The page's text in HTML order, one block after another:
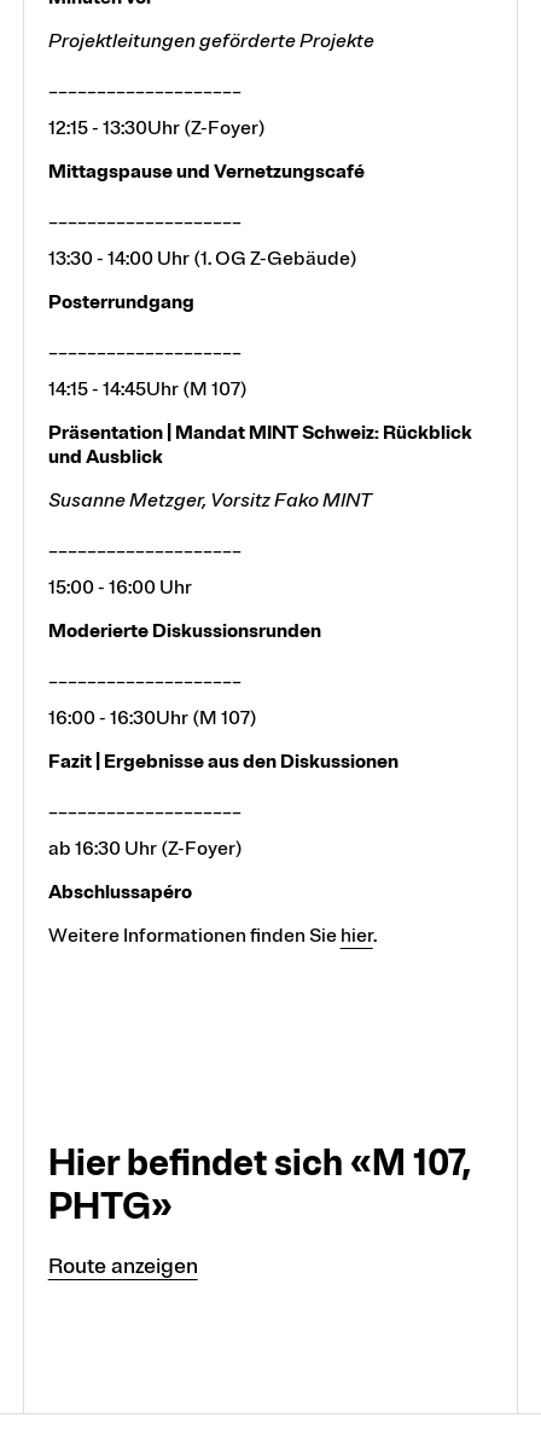
Projektleitungen geförderte Projekte
12:15 - 13:30Uhr (Z-Foyer)
Mittagspause und Vernetzungscafé
13:30 - 14:00 Uhr (1. OG Z-Gebäude)
Posterrundgang
14:15 - 14:45Uhr (M 107)
Präsentation | Mandat MINT Schweiz: Rückblick
und Ausblick
Susanne Metzger, Vorsitz Fako MINT
15:00 - 16:00 Uhr
Moderierte Diskussionsrunden
16:00 - 16:30Uhr (M 107)
Fazit | Ergebnisse aus den Diskussionen
ab 16:30 Uhr (Z-Foyer)
Abschlussapéro
Weitere Informationen finden Sie hier.
Hier befindet sich «M 107,
PHTG»
Route anzeigen